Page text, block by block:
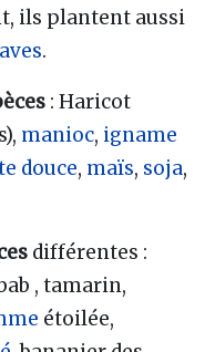
ils plantent aussi
.
: Haricot
manioc, igname
douce, maïs, soja,
différentes :
, tamarin,
étoilée,